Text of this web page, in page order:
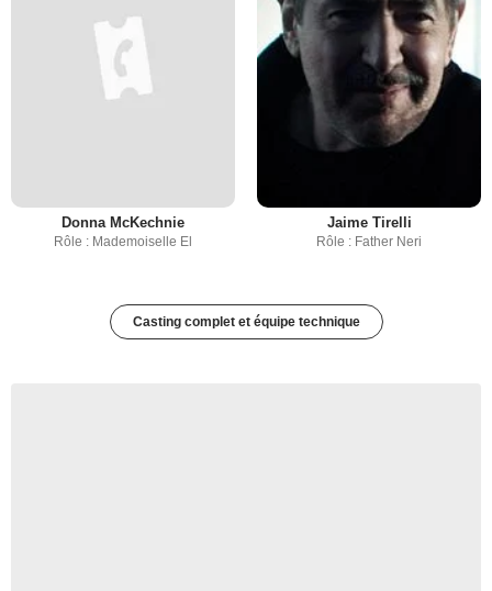
Donna McKechnie
Rôle : Mademoiselle El
Jaime Tirelli
Rôle : Father Neri
Casting complet et équipe technique